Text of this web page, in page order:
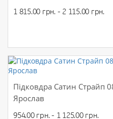
1 815.00 грн. - 2 115.00 грн.
Підковдра Сатин Страйп
Ярослав
954.00 грн. - 1 125.00 грн.